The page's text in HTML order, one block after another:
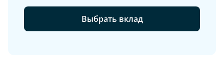
Выбрать вклад